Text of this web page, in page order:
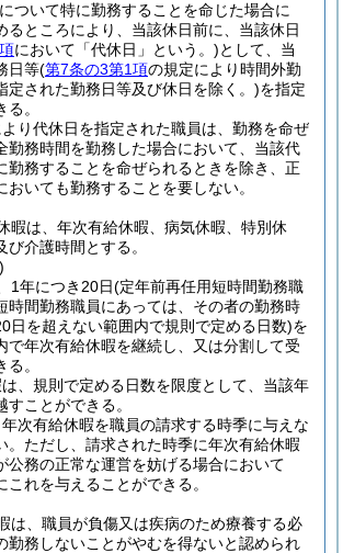
について特に勤務することを命じた場合に
るところにより、当該休日前に、当該休日
において「代休日」という。)として、当
日等(第7条の3第1項の規定により時間外勤
定された勤務日等及び休日を除く。)を指定
。
り代休日を指定された職員は、勤務を命ぜ
勤務時間を勤務した場合において、当該代
勤務することを命ぜられるときを除き、正
おいても勤務することを要しない。
暇は、年次有給休暇、病気休暇、特別休
介護時間とする。
1年につき20日(定年前再任用短時間勤務職
時間勤務職員にあっては、その者の勤務時
日を超えない範囲内で規則で定める日数)を
で年次有給休暇を継続し、又は分割して受
。
、規則で定める日数を限度として、当該年
ことができる。
次有給休暇を職員の請求する時季に与えな
ただし、請求された時季に年次有給休暇
公務の正常な運営を妨げる場合において
これを与えることができる。
は、職員が負傷又は疾病のため療養する必
勤務しないことがやむを得ないと認められ